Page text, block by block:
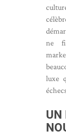
ne
luxe
UN